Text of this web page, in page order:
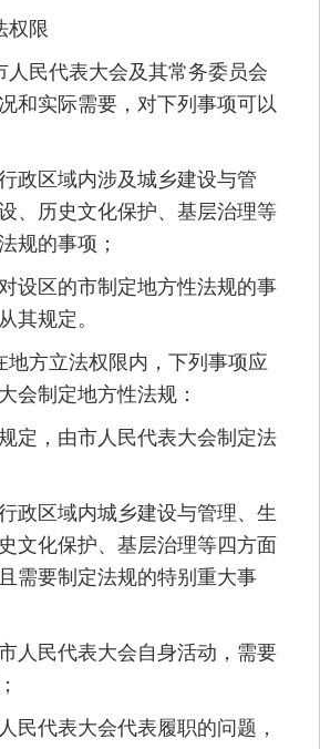
限
民代表大会及其常务委员会
和实际需要，对下列事项可以
区域内涉及城乡建设与管
、历史文化保护、基层治理等
规的事项；
区的市制定地方性法规的事
其规定。
方立法权限内，下列事项应
会制定地方性法规：
，由市人民代表大会制定法
区域内城乡建设与管理、生
文化保护、基层治理等四方面
需要制定法规的特别重大事
民代表大会自身活动，需要
代表大会代表履职的问题，